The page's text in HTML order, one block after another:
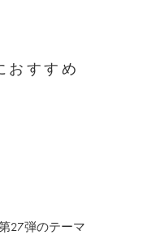
おすすめ
第27弾のテーマ